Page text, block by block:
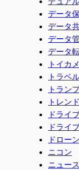
データ
データ
データ
データ
トイカ
トラベ
トラン
トレンド
ドライ
ドライ
ドローン
ニコン
ニュース